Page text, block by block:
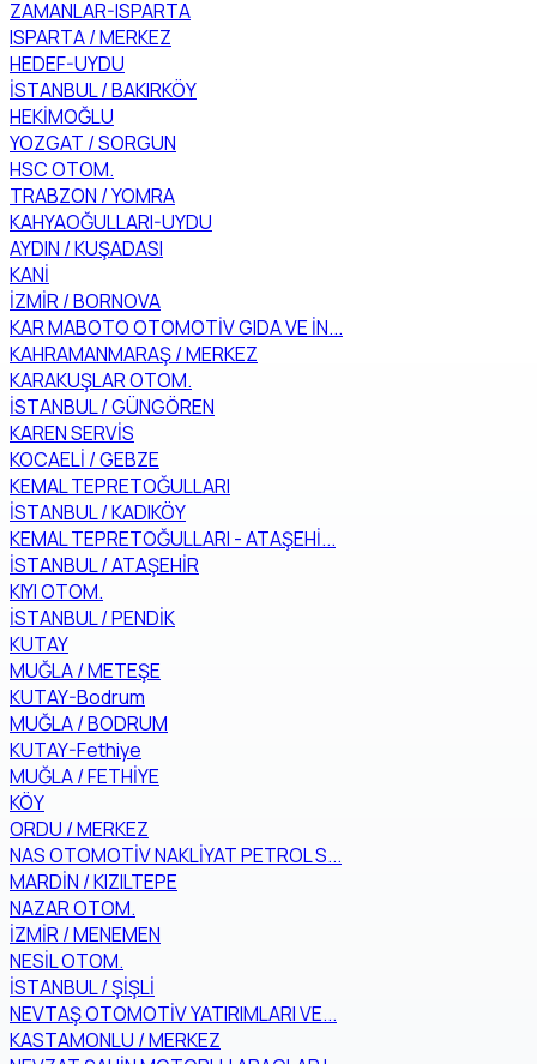
ZAMANLAR-ISPARTA
ISPARTA / MERKEZ
HEDEF-UYDU
İSTANBUL / BAKIRKÖY
HEKİMOĞLU
YOZGAT / SORGUN
HSC OTOM.
TRABZON / YOMRA
KAHYAOĞULLARI-UYDU
AYDIN / KUŞADASI
KANİ
İZMİR / BORNOVA
KAR MABOTO OTOMOTİV GIDA VE İN...
KAHRAMANMARAŞ / MERKEZ
KARAKUŞLAR OTOM.
İSTANBUL / GÜNGÖREN
KAREN SERVİS
KOCAELİ / GEBZE
KEMAL TEPRETOĞULLARI
İSTANBUL / KADIKÖY
KEMAL TEPRETOĞULLARI - ATAŞEHİ...
İSTANBUL / ATAŞEHİR
KIYI OTOM.
İSTANBUL / PENDİK
KUTAY
MUĞLA / METEŞE
KUTAY-Bodrum
MUĞLA / BODRUM
KUTAY-Fethiye
MUĞLA / FETHİYE
KÖY
ORDU / MERKEZ
NAS OTOMOTİV NAKLİYAT PETROL S...
MARDİN / KIZILTEPE
NAZAR OTOM.
İZMİR / MENEMEN
NESİL OTOM.
İSTANBUL / ŞİŞLİ
NEVTAŞ OTOMOTİV YATIRIMLARI VE...
KASTAMONLU / MERKEZ